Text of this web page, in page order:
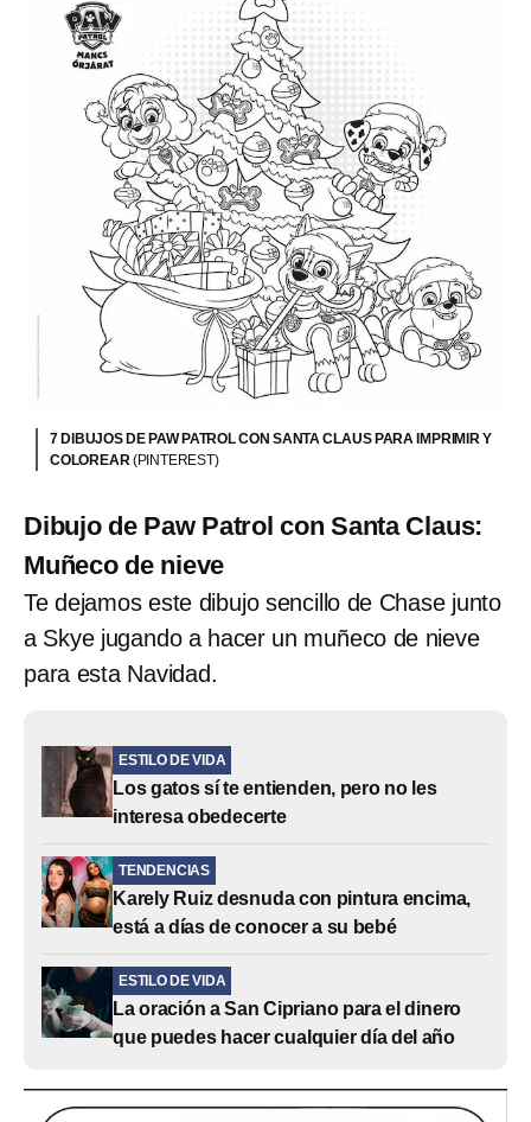
7 DIBUJOS DE PAW PATROL CON SANTA CLAUS PARA IMPRIMIR Y
COLOREAR (PINTEREST)
Dibujo de Paw Patrol con Santa Claus:
Muñeco de nieve
Te dejamos este dibujo sencillo de Chase junto
a Skye jugando a hacer un muñeco de nieve
para esta Navidad.
ESTILO DE VIDA
Los gatos sí te entienden, pero no les
interesa obedecerte
TENDENCIAS
Karely Ruiz desnuda con pintura encima,
está a días de conocer a su bebé
ESTILO DE VIDA
La oración a San Cipriano para el dinero
que puedes hacer cualquier día del año